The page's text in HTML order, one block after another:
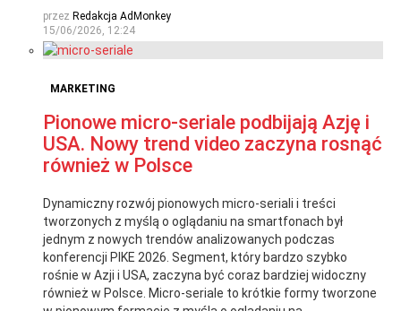
przez Redakcja AdMonkey
15/06/2026, 12:24
MARKETING
Pionowe micro-seriale podbijają Azję i
USA. Nowy trend video zaczyna rosnąć
również w Polsce
Dynamiczny rozwój pionowych micro-seriali i treści
tworzonych z myślą o oglądaniu na smartfonach był
jednym z nowych trendów analizowanych podczas
konferencji PIKE 2026. Segment, który bardzo szybko
rośnie w Azji i USA, zaczyna być coraz bardziej widoczny
również w Polsce. Micro-seriale to krótkie formy tworzone